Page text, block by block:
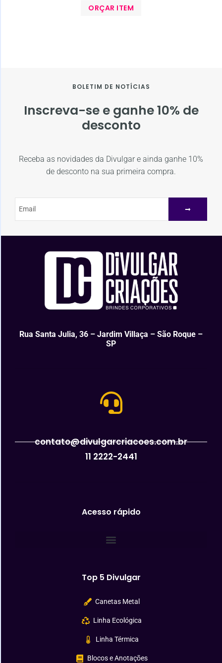
ORÇAR ITEM
BOLETIM DE NOTÍCIAS
Inscreva-se e ganhe 10% de
desconto
Receba as novidades da Divulgar e ainda ganhe 10%
de desconto na sua primeira compra.
Rua Santa Julia, 36 – Jardim Villaça – São Roque –
SP
contato@divulgarcriacoes.com.br
11 2222-2441
Acesso rápido
Top 5 Divulgar
Canetas Metal
Linha Ecológica
Linha Térmica
Blocos e Anotações